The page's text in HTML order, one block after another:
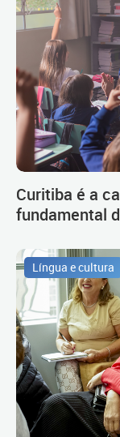
Curitiba é a
fundamental
Língua e cultura